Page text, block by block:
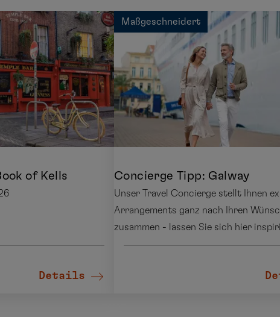
of Kells
Details
Maßgeschneidert
Concierge Tipp: Galway
Unser Travel Concierge stellt Ihnen
Arrangements ganz nach Ihren
zusammen - lassen Sie sich hier